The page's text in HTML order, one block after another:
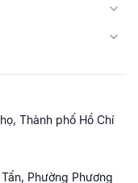
Thành phố Hồ Chí
Phường Phương